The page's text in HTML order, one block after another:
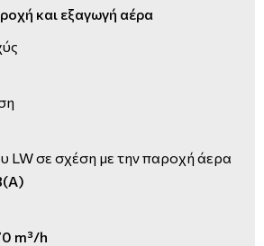
και εξαγωγή αέρα
LW σε σχέση με την παροχή άερα
m³/h